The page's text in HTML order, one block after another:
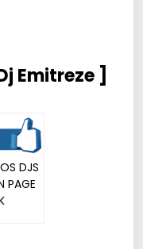
Emitreze ]
DJS
PAGE